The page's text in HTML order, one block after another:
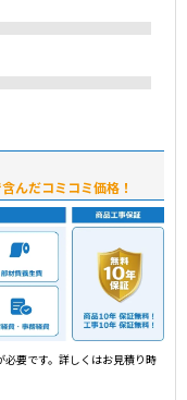
んだコミコミ価格！
要です。詳しくはお見積り時